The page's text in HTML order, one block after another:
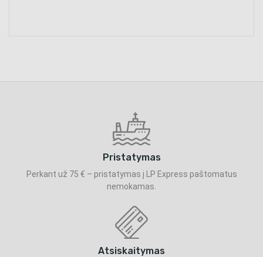
Pristatymas
Perkant už 75 € – pristatymas į LP Express paštomatus
nemokamas.
Atsiskaitymas